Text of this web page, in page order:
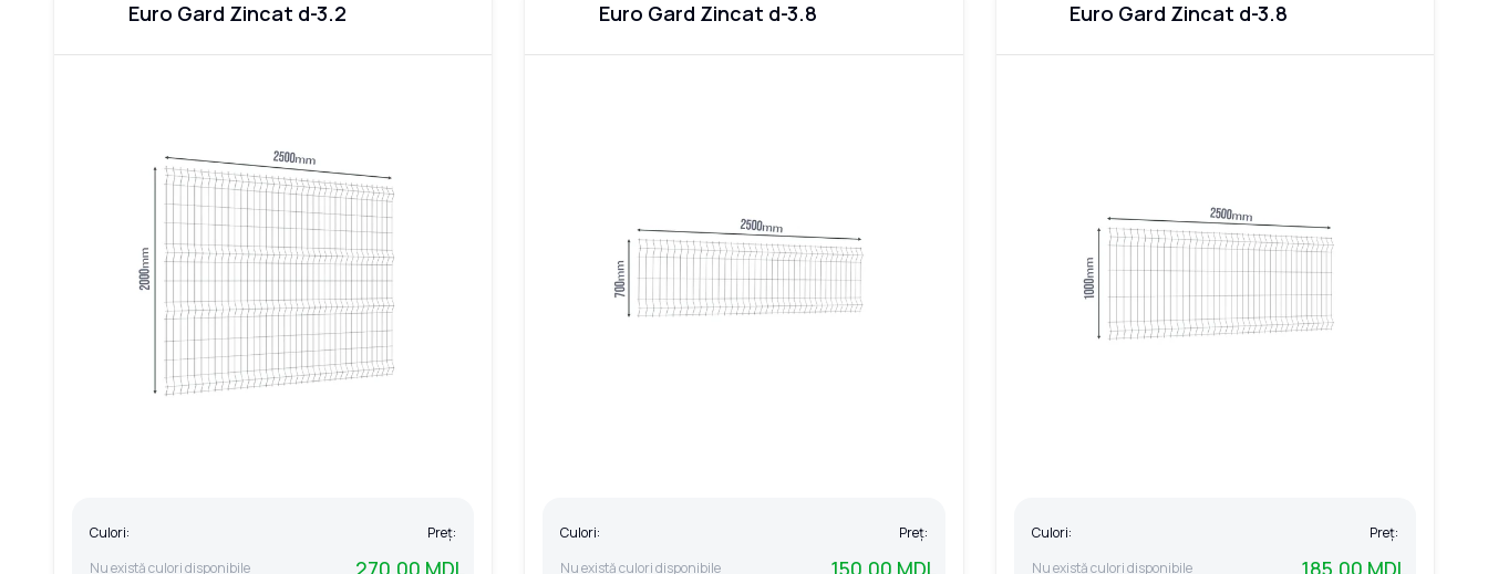
Euro Gard Zincat d-3.2
Culori:
Nu există culori disponibile
Preț:
270,00 MDL
Euro Gard Zincat d-3.8
Culori:
Nu există culori disponibile
Preț:
150,00 MDL
Euro Gard Zincat d-3.8
Culori:
Nu există culori disponibile
Preț:
185,00 MDL